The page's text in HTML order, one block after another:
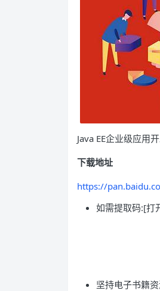
Java EE企业级应用
下载地址
https://
如需提取码:[打
坚持电子书籍资